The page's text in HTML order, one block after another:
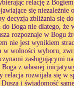
relację z
się
decyzja zbliżania się
do Boga nie dlatego, że
rozpoznaje w Bogu
nie jest wynikiem
w wolności wyboru,
zasługującymi
z własnej
relacja rozwijała się w
Dusza i świadomość